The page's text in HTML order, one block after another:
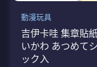
動漫玩具
吉伊卡哇 集章貼
いかわ あつめて
ック入